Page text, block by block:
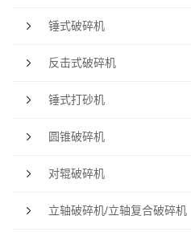
锤式破碎机
反击式破碎机
锤式打砂机
圆锥破碎机
对辊破碎机
立轴破碎机/立轴复合破碎机